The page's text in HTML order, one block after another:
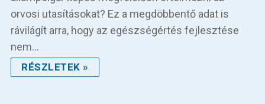
orvosi utasításokat? Ez a megdöbbentő adat is
rávilágít arra, hogy az egészségértés fejlesztése
nem…
RÉSZLETEK »